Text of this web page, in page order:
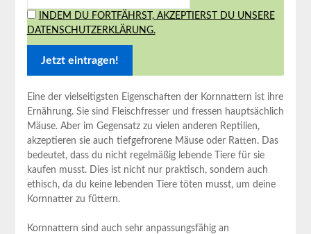
INDEM DU FORTFÄHRST, AKZEPTIERST DU UNSERE
DATENSCHUTZERKLÄRUNG.
Eine der vielseitigsten Eigenschaften der Kornnattern ist ihre
Ernährung. Sie sind Fleischfresser und fressen hauptsächlich
Mäuse. Aber im Gegensatz zu vielen anderen Reptilien,
akzeptieren sie auch tiefgefrorene Mäuse oder Ratten. Das
bedeutet, dass du nicht regelmäßig lebende Tiere für sie
kaufen musst. Dies ist nicht nur praktisch, sondern auch
ethisch, da du keine lebenden Tiere töten musst, um deine
Kornnatter zu füttern.
Kornnattern sind auch sehr anpassungsfähig an